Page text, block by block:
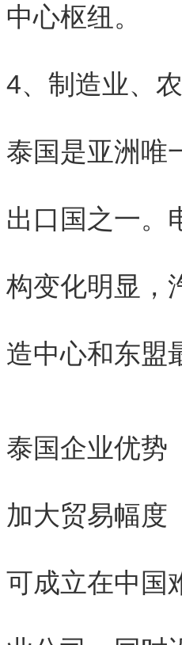
中心枢纽。
4、制造业、
泰国是亚洲唯
出口国之一。
构变化明显，
造中心和东盟
泰国企业优势
加大贸易幅度
可成立在中国